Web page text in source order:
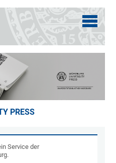
PRESS
Service der